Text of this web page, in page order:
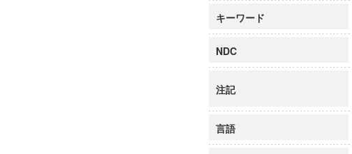
キーワード
NDC
注記
言語